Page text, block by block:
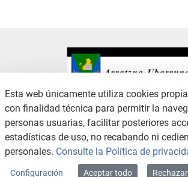
Esta web únicamente utiliza cookies
con finalidad técnica para permitir la
personas usuarias, facilitar posteriores
estadísticas de uso, no recabando ni
personales. Consulte la Política de
Configuración Aceptar todo